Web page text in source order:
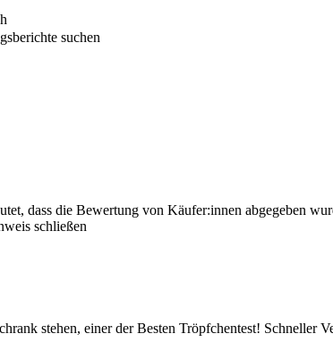
suchen
dass die Bewertung von Käufer:innen abgegeben
schließen
stehen, einer der Besten Tröpfchentest! Schneller